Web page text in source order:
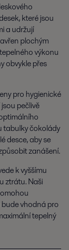
které jsou
a udržují
plochým
výkonu
obvykle přes
pro hygienické
pečlivě
tabulky čokolády
desce, aby se
zanášení.
k vyššímu
ztrátu. Naši
vhodná pro
tepelný